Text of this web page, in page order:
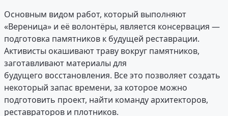
Основным видом работ, который выполняют
«Вереница» и её волонтёры, является консервация —
подготовка памятников к будущей реставрации.
Активисты окашивают траву вокруг памятников,
заготавливают материалы для
будущего восстановления. Все это позволяет создать
некоторый запас времени, за которое можно
подготовить проект, найти команду архитекторов,
реставраторов и плотников.